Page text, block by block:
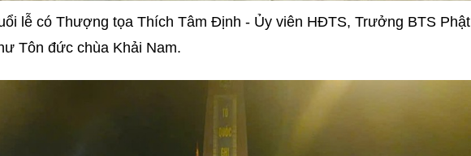
lễ có Thượng tọa Thích Tâm Định - Ủy viên HĐTS, Trưởng BTS Phật
Tôn đức chùa Khải Nam.